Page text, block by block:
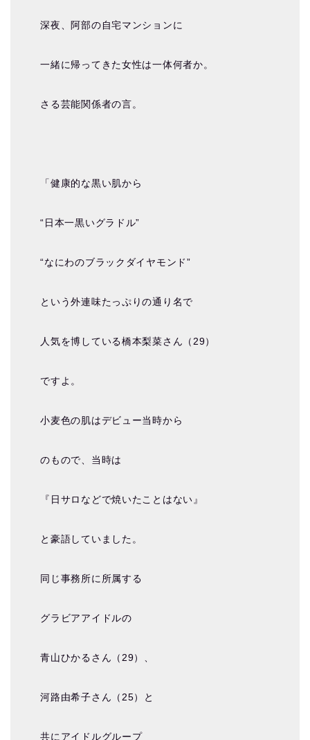
深夜、阿部の自宅マンションに
一緒に帰ってきた女性は一体何者か。
さる芸能関係者の言。
「健康的な黒い肌から
“日本一黒いグラドル”
“なにわのブラックダイヤモンド”
という外連味たっぷりの通り名で
人気を博している橋本梨菜さん（29）
ですよ。
小麦色の肌はデビュー当時から
のもので、当時は
『日サロなどで焼いたことはない』
と豪語していました。
同じ事務所に所属する
グラビアアイドルの
青山ひかるさん（29）、
河路由希子さん（25）と
共にアイドルグループ